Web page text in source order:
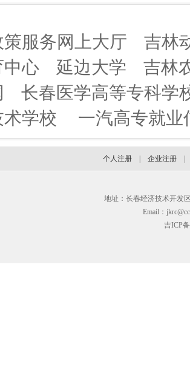
服务网上大厅
吉林
中心
延边大学
吉林
长春医学高等专科学
学校
一汽高专就业
个人注册 企业注册
地址：长春经济技术开发
Email：
吉ICP